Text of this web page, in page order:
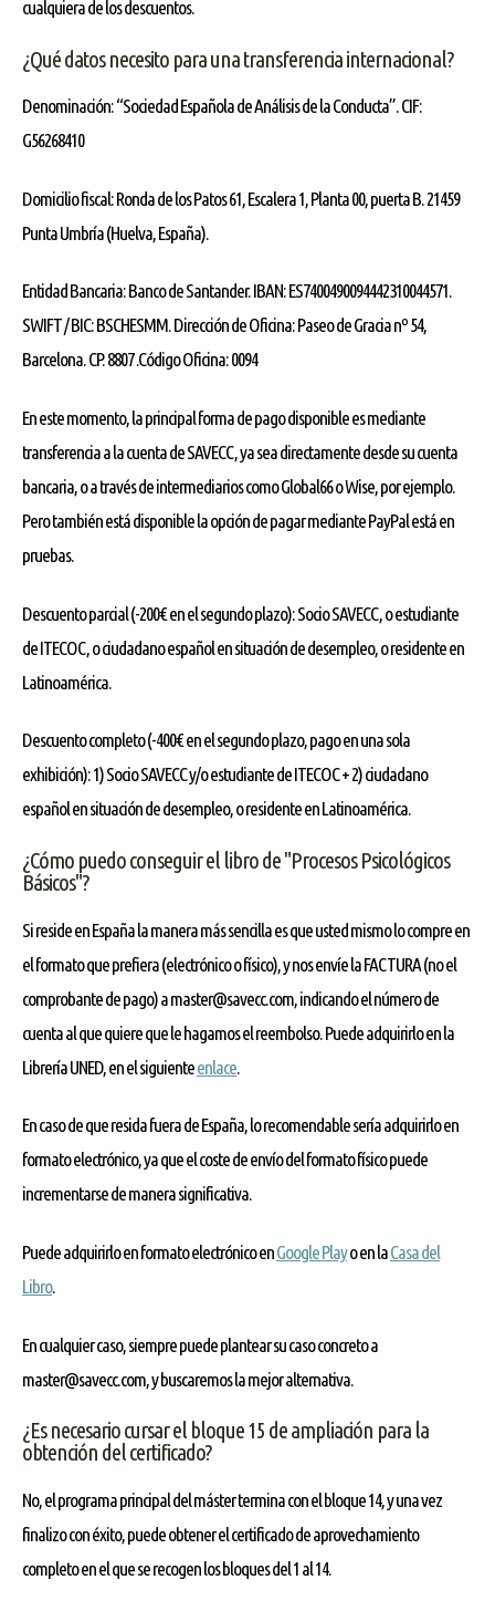
cualquiera de los descuentos.
¿Qué datos necesito para una transferencia internacional?
Denominación: “Sociedad Española de Análisis de la Conducta”. CIF:
G56268410
Domicilio fiscal: Ronda de los Patos 61, Escalera 1, Planta 00, puerta B. 21459
Punta Umbría (Huelva, España).
Entidad Bancaria: Banco de Santander. IBAN: ES7400490094442310044571.
SWIFT / BIC: BSCHESMM. Dirección de Oficina: Paseo de Gracia nº 54,
Barcelona. CP. 8807 .Código Oficina: 0094
En este momento, la principal forma de pago disponible es mediante
transferencia a la cuenta de SAVECC, ya sea directamente desde su cuenta
bancaria, o a través de intermediarios como Global66 o Wise, por ejemplo.
Pero también está disponible la opción de pagar mediante PayPal está en
pruebas.
Descuento parcial (-200€ en el segundo plazo): Socio SAVECC, o estudiante
de ITECOC, o ciudadano español en situación de desempleo, o residente en
Latinoamérica.
Descuento completo (-400€ en el segundo plazo, pago en una sola
exhibición): 1) Socio SAVECC y/o estudiante de ITECOC + 2) ciudadano
español en situación de desempleo, o residente en Latinoamérica.
¿Cómo puedo conseguir el libro de "Procesos Psicológicos
Básicos"?
Si reside en España la manera más sencilla es que usted mismo lo compre en
el formato que prefiera (electrónico o físico), y nos envíe la FACTURA (no el
comprobante de pago) a master@savecc.com, indicando el número de
cuenta al que quiere que le hagamos el reembolso. Puede adquirirlo en la
Librería UNED, en el siguienteenlace
En caso de que resida fuera de España, lo recomendable sería adquirirlo en
formato electrónico, ya que el coste de envío del formato físico puede
incrementarse de manera significativa.
Puede adquirirlo en formato electrónico enGoogle Playo en laCasa del
Libro.
En cualquier caso, siempre puede plantear su caso concreto a
master@savecc.com, y buscaremos la mejor alternativa.
¿Es necesario cursar el bloque 15 de ampliación para la
obtención del certificado?
No, el programa principal del máster termina con el bloque 14, y una vez
finalizo con éxito, puede obtener el certificado de aprovechamiento
completo en el que se recogen los bloques del 1 al 14.